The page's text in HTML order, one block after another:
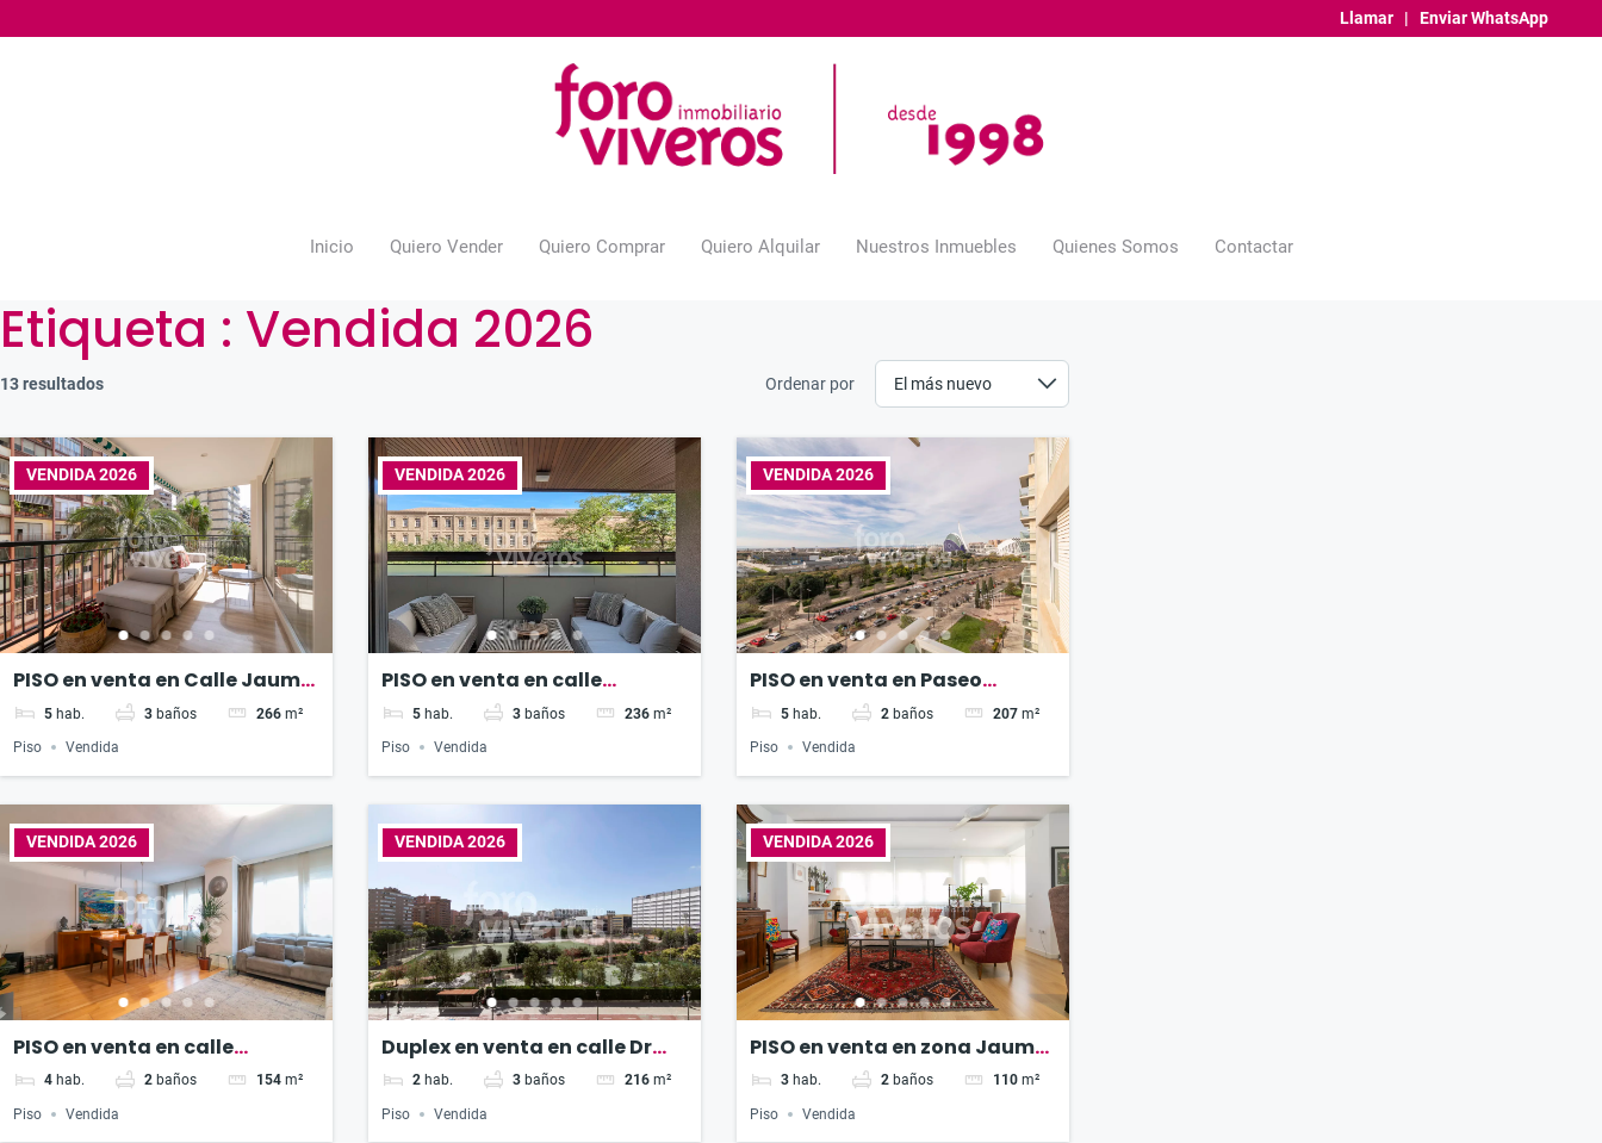
al
Llamar | Enviar WhatsApp
Inicio Quiero Vender Quiero Comprar Quiero Alquilar Nuestros Inmuebles Quienes Somos Contactar
Etiqueta : Vendida 2026
13 resultados Ordenar por
VENDIDA 2026
PISO en venta en Calle Jaume
Roig
5 hab. 3 baños 266 m²
Piso Vendida
VENDIDA 2026
PISO en venta en calle
Naturalista Arevalo Baca
5 hab. 3 baños 236 m²
Piso Vendida
VENDIDA 2026
PISO en venta en Paseo
Alameda
5 hab. 2 baños 207 m²
Piso Vendida
VENDIDA 2026
PISO en venta en calle
Bachiller
4 hab. 2 baños 154 m²
Piso Vendida
VENDIDA 2026
Duplex en venta en calle Dr
Gomez Ferrer
2 hab. 3 baños 216 m²
Piso Vendida
VENDIDA 2026
PISO en venta en zona Jaume
Roig
3 hab. 2 baños 110 m²
Piso Vendida